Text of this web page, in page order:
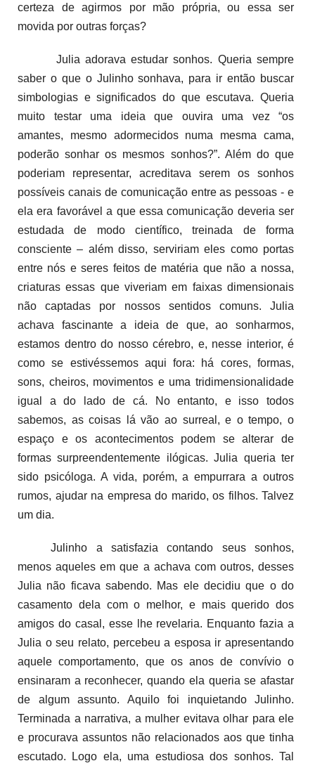
certeza de agirmos por mão própria, ou essa ser
movida por outras forças?
Julia adorava estudar sonhos. Queria sempre
saber o que o Julinho sonhava, para ir então buscar
simbologias e significados do que escutava. Queria
muito testar uma ideia que ouvira uma vez “os
amantes, mesmo adormecidos numa mesma cama,
poderão sonhar os mesmos sonhos?”. Além do que
poderiam representar, acreditava serem os sonhos
possíveis canais de comunicação entre as pessoas - e
ela era favorável a que essa comunicação deveria ser
estudada de modo científico, treinada de forma
consciente – além disso, serviriam eles como portas
entre nós e seres feitos de matéria que não a nossa,
criaturas essas que viveriam em faixas dimensionais
não captadas por nossos sentidos comuns. Julia
achava fascinante a ideia de que, ao sonharmos,
estamos dentro do nosso cérebro, e, nesse interior, é
como se estivéssemos aqui fora: há cores, formas,
sons, cheiros, movimentos e uma tridimensionalidade
igual a do lado de cá. No entanto, e isso todos
sabemos, as coisas lá vão ao surreal, e o tempo, o
espaço e os acontecimentos podem se alterar de
formas surpreendentemente ilógicas. Julia queria ter
sido psicóloga. A vida, porém, a empurrara a outros
rumos, ajudar na empresa do marido, os filhos. Talvez
um dia.
Julinho a satisfazia contando seus sonhos,
menos aqueles em que a achava com outros, desses
Julia não ficava sabendo. Mas ele decidiu que o do
casamento dela com o melhor, e mais querido dos
amigos do casal, esse lhe revelaria. Enquanto fazia a
Julia o seu relato, percebeu a esposa ir apresentando
aquele comportamento, que os anos de convívio o
ensinaram a reconhecer, quando ela queria se afastar
de algum assunto. Aquilo foi inquietando Julinho.
Terminada a narrativa, a mulher evitava olhar para ele
e procurava assuntos não relacionados aos que tinha
escutado. Logo ela, uma estudiosa dos sonhos. Tal